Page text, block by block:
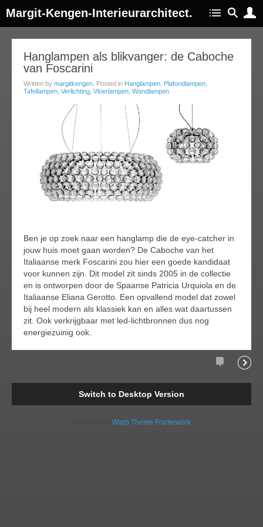
Margit-Kengen-Interieurarchitect.
Hanglampen als blikvanger: de Caboche
van Foscarini
Written by margitkengen . Posted in Hanglampen Plafondlampen
Tafellampen Verlichting Vloerlampen Wandlampen
Ben je op zoek naar een hanglamp die de eye-catcher in
jouw huis moet gaan worden? De Caboche van het
Italiaanse merk Foscarini zou hier een goede kandidaat
voor kunnen zijn. Dit model zit sinds 2005 in de collectie
en is ontworpen door de Spaanse Patricia Urquiola en de
Italiaanse Eliana Gerotto. Een opvallend model dat zowel
bij heel modern als klassiek kan en alles wat daartussen
zit. Ook verkrijgbaar met led-lichtbronnen dus nog
energiezuinig ook.
Comments
Switch to Desktop Version
Warp Theme Framework